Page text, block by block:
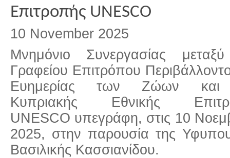
Επιτροπής UNESCO
10 November 2025
Μνημόνιο Συνεργασίας
Γραφείου Επιτρόπου
Ευημερίας των Ζώων και
Κυπριακής Εθνικής
UNESCO υπεγράφη, στις 10
2025, στην παρουσία της
Βασιλικής Κασσιανίδου.